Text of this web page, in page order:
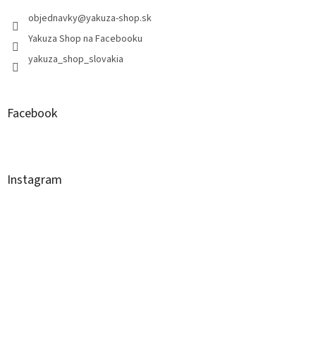
objednavky@yakuza-shop.sk
Yakuza Shop na Facebooku
yakuza_shop_slovakia
Facebook
Instagram